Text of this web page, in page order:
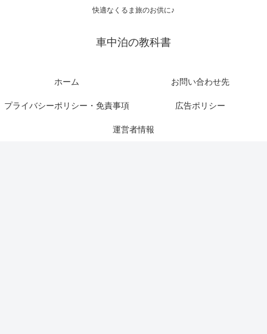
快適なくるま旅のお供に♪
車中泊の教科書
ホーム お問い合わせ先
プライバシーポリシー・免責事項 広告ポリシー
運営者情報